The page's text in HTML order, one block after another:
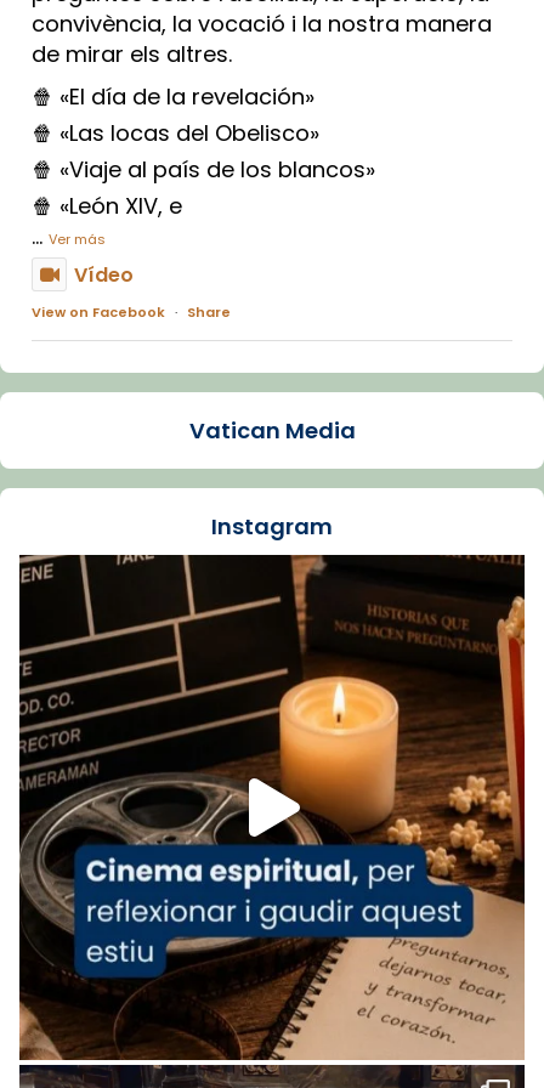
convivència, la vocació i la nostra manera
de mirar els altres.
🍿 «El día de la revelación»
🍿 «Las locas del Obelisco»
🍿 «Viaje al país de los blancos»
🍿 «León XIV, e
... Ver más
Vídeo
View on Facebook · Share
Arquebisbat de Barcelona
La Carmina va patir depressió. Fa gairebé
dos mesos, a l'Estadi Lluís Companys, la
Recupera l'entrevista comp
Vatican
tican News 👇
www.vaticannews.va/es/iglesia/news/2026-
07/carmina-historia-depresion-papa-viaje-
espana-testimoni...
Foto
View on Facebook · Share
Arquebisbat de Barcelona
2 weeks ago
«Avui les santes Juliana i Semproniana ens
ajuden a alçar la mirada»
Mons. Sergi Gordo, bisbe de Tortosa, ha
presidit aquest 27 de juliol la missa de Les
Santes de Mataró.
Vatican Media
Instagram